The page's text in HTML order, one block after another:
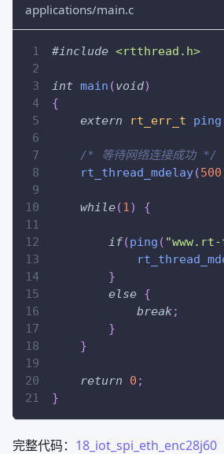
applications/main.c
#include <rtthread.h>
int main (void)
{
extern
rt_err_t ping
/* 等待网络连接成功 */
rt_thread_mdelay(500
while(1) {
if(ping (
}
else {
break;
}
}
return 0 ;
}
完整代码： 18_iot_spi_eth_enc28j60